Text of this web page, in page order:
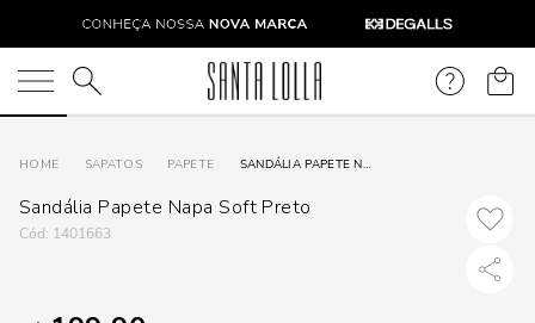
O que você está procurando?
SAPATOS PAPETE SANDÁLIA PAPETE NAPA SOFT PRETO
Sandália Papete Napa Soft Preto
: 1401663